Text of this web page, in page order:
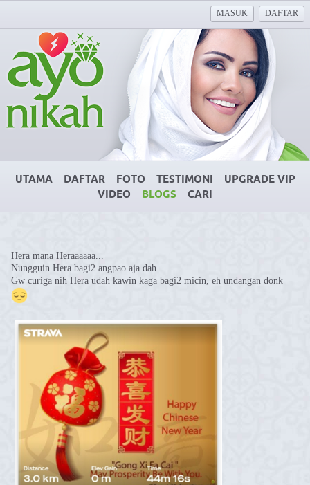
MASUK DAFTAR
UTAMA DAFTAR FOTO TESTIMONI
UPGRADE VIP
VIDEO
BLOGS CARI
Hera mana Heraaaaaa...
Nungguin Hera bagi2 angpao aja dah.
Gw curiga nih Hera udah kawin kaga bagi2 micin, eh undangan donk